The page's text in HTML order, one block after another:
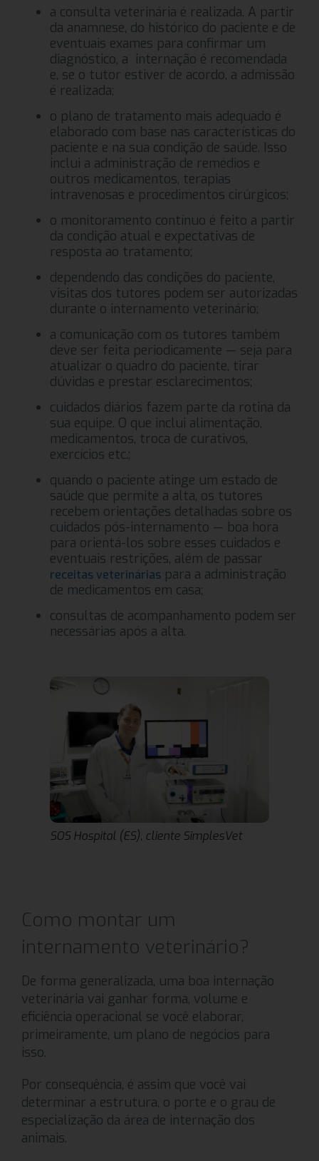
a consulta veterinária é realizada. A partir
da anamnese, do histórico do paciente e de
eventuais exames para confirmar um
diagnóstico, a internação é recomendada
e, se o tutor estiver de acordo, a admissão
é realizada;
o plano de tratamento mais adequado é
elaborado com base nas características do
paciente e na sua condição de saúde. Isso
inclui a administração de remédios e
outros medicamentos, terapias
intravenosas e procedimentos cirúrgicos;
o monitoramento contínuo é feito a partir
da condição atual e expectativas de
resposta ao tratamento;
dependendo das condições do paciente,
visitas dos tutores podem ser autorizadas
durante o internamento veterinário;
a comunicação com os tutores também
deve ser feita periodicamente — seja para
atualizar o quadro do paciente, tirar
dúvidas e prestar esclarecimentos;
cuidados diários fazem parte da rotina da
sua equipe. O que inclui alimentação,
medicamentos, troca de curativos,
exercícios etc.;
quando o paciente atinge um estado de
saúde que permite a alta, os tutores
recebem orientações detalhadas sobre os
cuidados pós-internamento — boa hora
para orientá-los sobre esses cuidados e
eventuais restrições, além de passar
receitas veterinárias para a administração
de medicamentos em casa;
consultas de acompanhamento podem ser
necessárias após a alta.
SOS Hospital (ES), cliente SimplesVet
Como montar um
internamento veterinário?
De forma generalizada, uma boa internação
veterinária vai ganhar forma, volume e
eficiência operacional se você elaborar,
primeiramente, um plano de negócios para
isso.
Por consequência, é assim que você vai
determinar a estrutura, o porte e o grau de
especialização da área de internação dos
animais.